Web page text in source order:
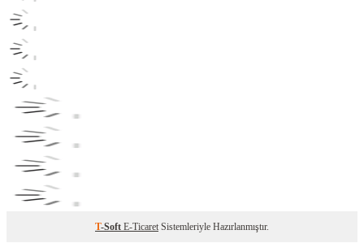
T-Soft E-Ticaret Sistemleriyle Hazırlanmıştır.